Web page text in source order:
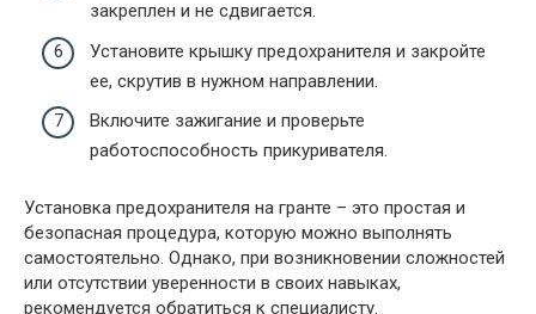
закреплен и не сдвигается.
Установите крышку предохранителя и закройте
ее, скрутив в нужном направлении.
Включите зажигание и проверьте
работоспособность прикуривателя.
Установка предохранителя на гранте – это простая и
безопасная процедура, которую можно выполнять
самостоятельно. Однако, при возникновении сложностей
или отсутствии уверенности в своих навыках,
рекомендуется обратиться к специалисту.